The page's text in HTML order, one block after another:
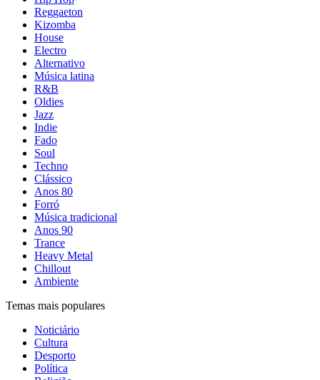
Reggaeton
Kizomba
House
Electro
Alternativo
Música latina
R&B
Oldies
Jazz
Indie
Fado
Soul
Techno
Clássico
Anos 80
Forró
Música tradicional
Anos 90
Trance
Heavy Metal
Chillout
Ambiente
Temas mais populares
Noticiário
Cultura
Desporto
Política